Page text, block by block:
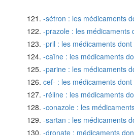
-sétron : les médicaments
-prazole : les médicaments
-pril : les médicaments
-caïne : les médicaments
-parine : les médicaments
cef- : les médicaments
-réline : les médicaments
-conazole : les
-sartan : les médicaments
-dronate : médicaments